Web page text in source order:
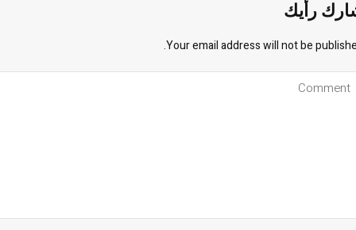
رأيك
Your email address will not be